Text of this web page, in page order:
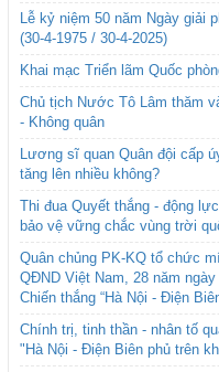
Lễ kỷ niệm 50 năm Ngày giải
(30-4-1975 / 30-4-2025)
Khai mạc Triển lãm Quốc
Chủ tịch Nước Tô Lâm thăm
- Không quân
Lương sĩ quan Quân đội cấp
tăng lên nhiều không?
Thi đua Quyết thắng - động
bảo vệ vững chắc vùng trời
Quân chủng PK-KQ tổ chức
QĐND Việt Nam, 28 năm
Chiến thắng “Hà Nội - Điện
Chính trị, tinh thần - nhân tố
"Hà Nội - Điện Biên phủ trên